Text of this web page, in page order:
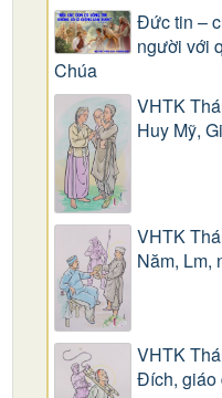
Đức tin –
người với
Chúa
VHTK
Huy Mỹ,
VHTK
Năm, Lm,
VHTK
Ðích, giáo